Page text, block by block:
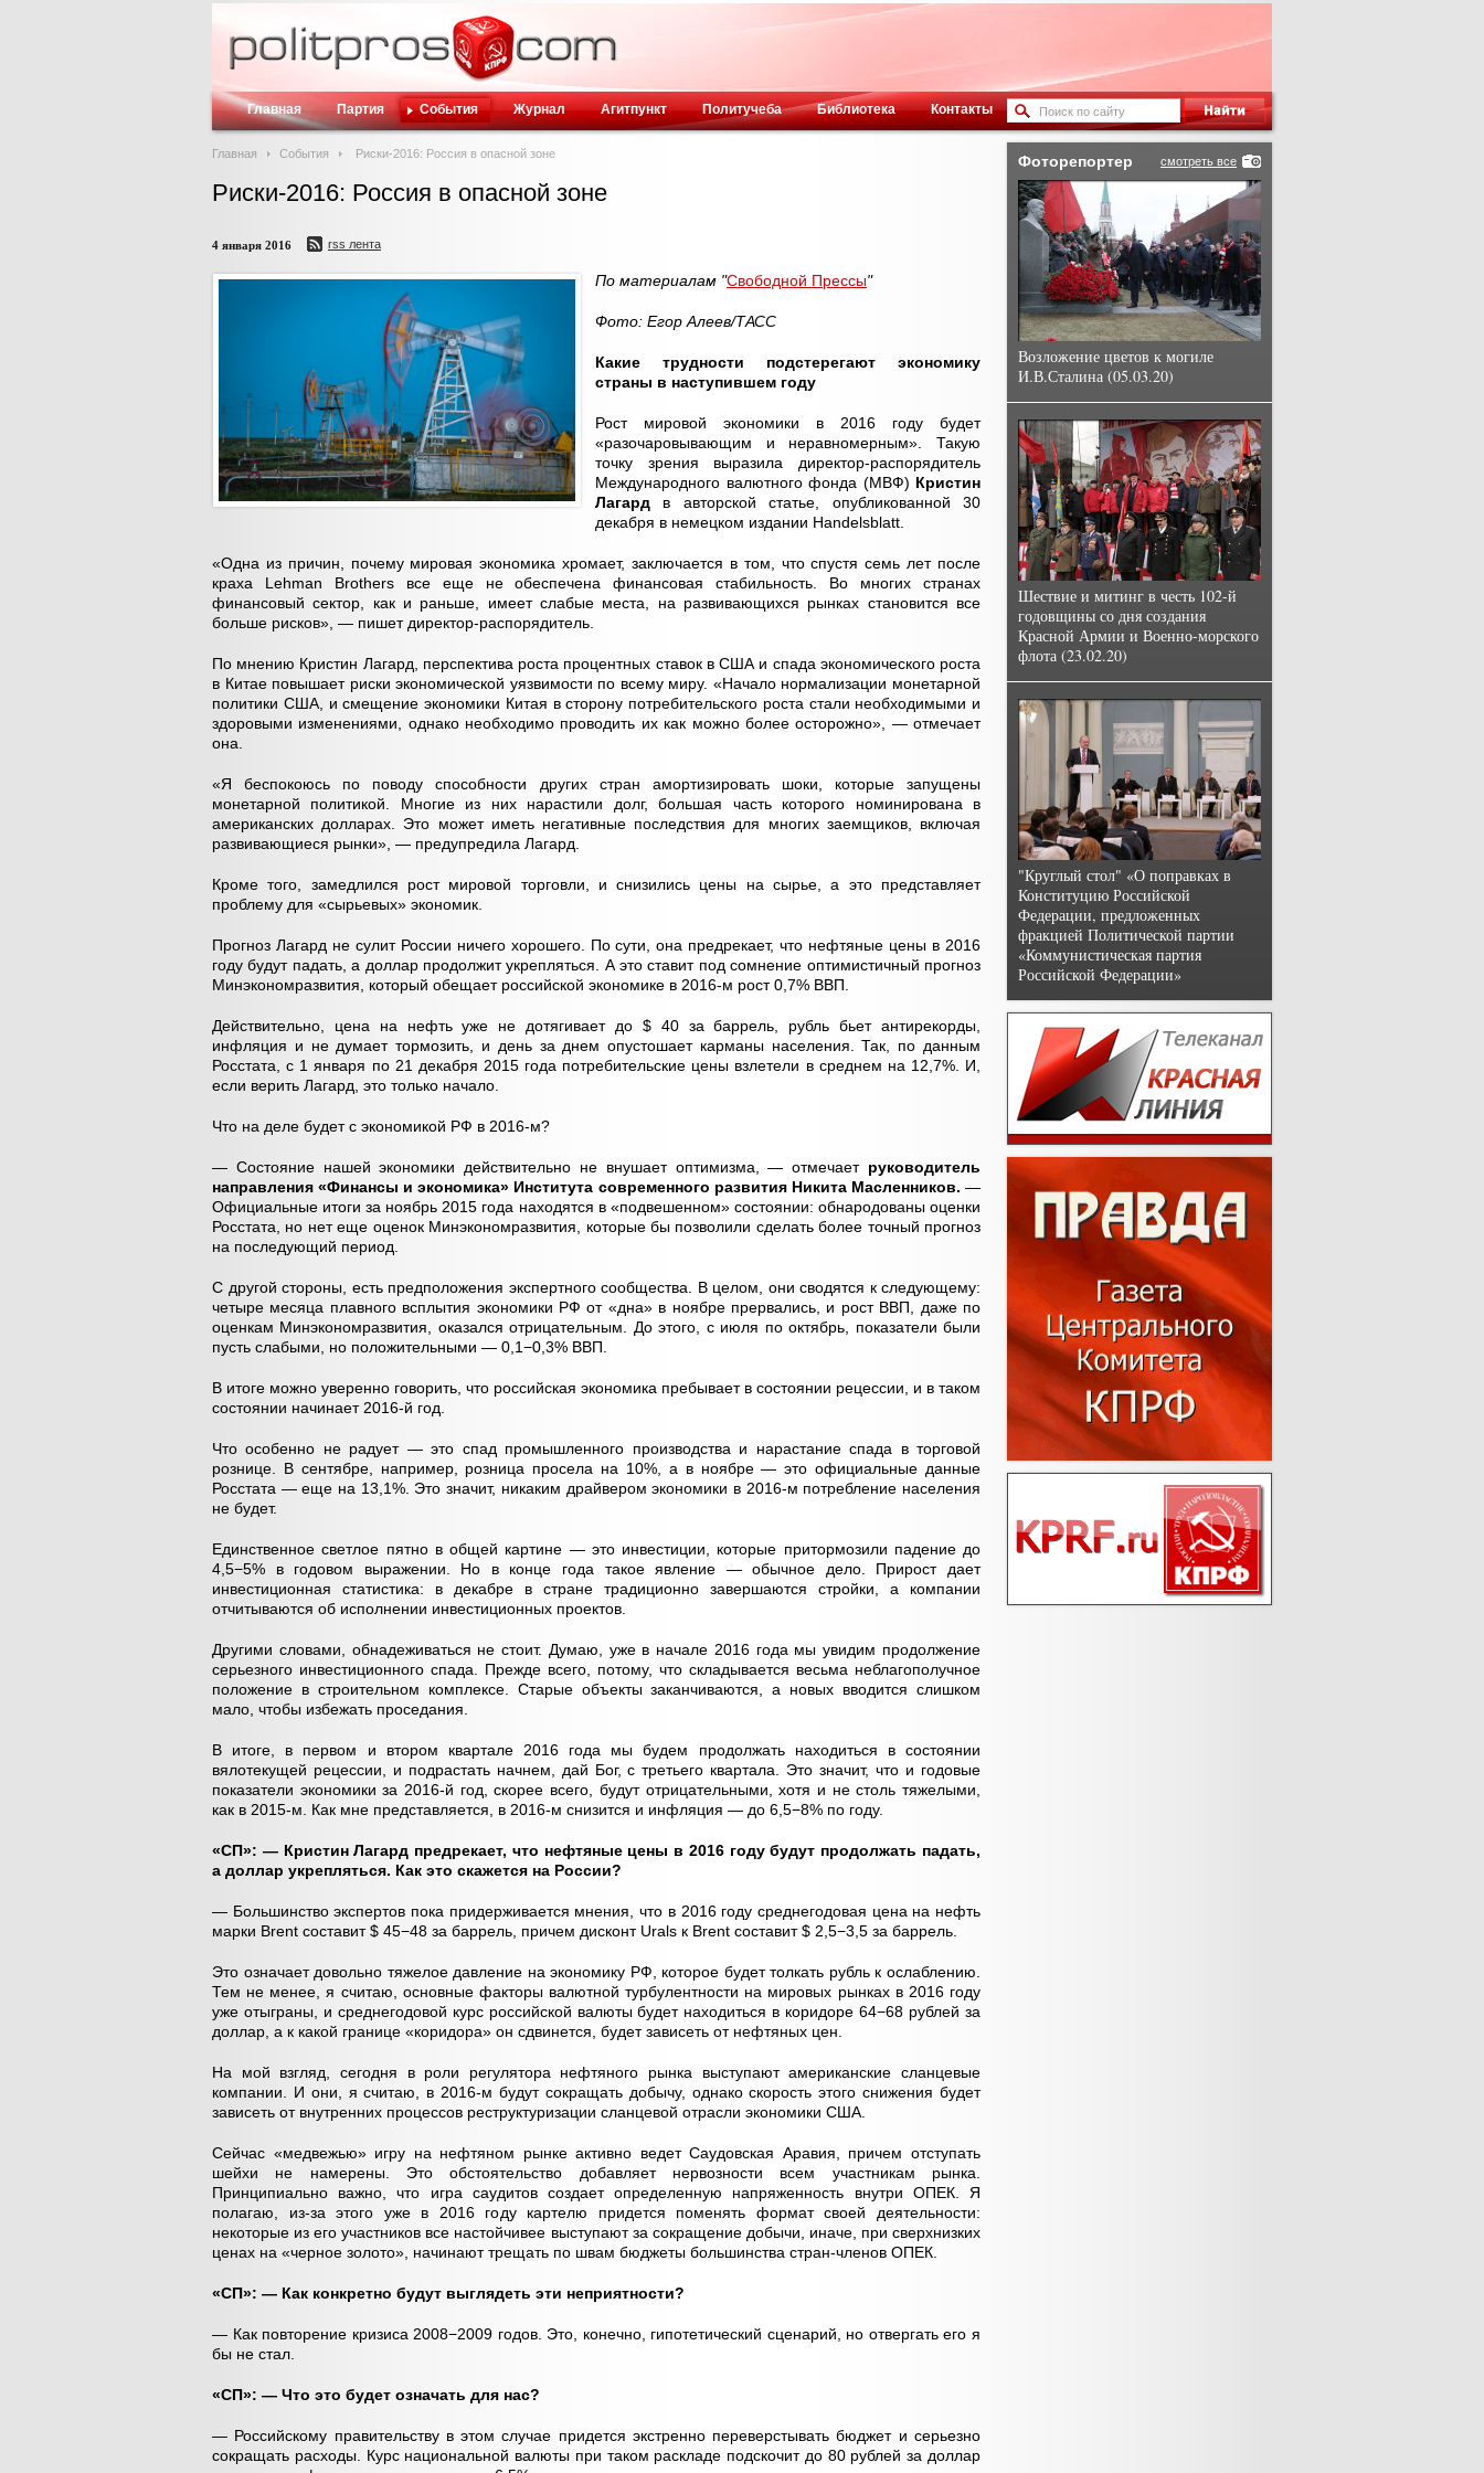
Главная Партия События Журнал Агитпункт Политучеба Библиотека Контакты
Главная События Риски-2016: Россия в опасной зоне
Риски-2016: Россия в опасной зоне
4 января 2016 rss лента
По материалам "Свободной Прессы"
Фото: Егор Алеев/ТАСС
Какие трудности подстерегают экономику
страны в наступившем году
Рост мировой экономики в 2016 году будет
«разочаровывающим и неравномерным». Такую
точку зрения выразила директор-распорядитель
Международного валютного фонда (МВФ) Кристин
Лагард в авторской статье, опубликованной 30
декабря в немецком издании Handelsblatt.
«Одна из причин, почему мировая экономика хромает, заключается в том, что спустя семь лет после
краха Lehman Brothers все еще не обеспечена финансовая стабильность. Во многих странах
финансовый сектор, как и раньше, имеет слабые места, на развивающихся рынках становится все
больше рисков», — пишет директор-распорядитель.
По мнению Кристин Лагард, перспектива роста процентных ставок в США и спада экономического роста
в Китае повышает риски экономической уязвимости по всему миру. «Начало нормализации монетарной
политики США, и смещение экономики Китая в сторону потребительского роста стали необходимыми и
здоровыми изменениями, однако необходимо проводить их как можно более осторожно», — отмечает
она.
«Я беспокоюсь по поводу способности других стран амортизировать шоки, которые запущены
монетарной политикой. Многие из них нарастили долг, большая часть которого номинирована в
американских долларах. Это может иметь негативные последствия для многих заемщиков, включая
развивающиеся рынки», — предупредила Лагард.
Кроме того, замедлился рост мировой торговли, и снизились цены на сырье, а это представляет
проблему для «сырьевых» экономик.
Прогноз Лагард не сулит России ничего хорошего. По сути, она предрекает, что нефтяные цены в 2016
году будут падать, а доллар продолжит укрепляться. А это ставит под сомнение оптимистичный прогноз
Минэкономразвития, который обещает российской экономике в 2016-м рост 0,7% ВВП.
Действительно, цена на нефть уже не дотягивает до $ 40 за баррель, рубль бьет антирекорды,
инфляция и не думает тормозить, и день за днем опустошает карманы населения. Так, по данным
Росстата, с 1 января по 21 декабря 2015 года потребительские цены взлетели в среднем на 12,7%. И,
если верить Лагард, это только начало.
Что на деле будет с экономикой РФ в 2016-м?
— Состояние нашей экономики действительно не внушает оптимизма, — отмечает руководитель
направления «Финансы и экономика» Института современного развития Никита Масленников. —
Официальные итоги за ноябрь 2015 года находятся в «подвешенном» состоянии: обнародованы оценки
Росстата, но нет еще оценок Минэкономразвития, которые бы позволили сделать более точный прогноз
на последующий период.
С другой стороны, есть предположения экспертного сообщества. В целом, они сводятся к следующему:
четыре месяца плавного всплытия экономики РФ от «дна» в ноябре прервались, и рост ВВП, даже по
оценкам Минэкономразвития, оказался отрицательным. До этого, с июля по октябрь, показатели были
пусть слабыми, но положительными — 0,1−0,3% ВВП.
В итоге можно уверенно говорить, что российская экономика пребывает в состоянии рецессии, и в таком
состоянии начинает 2016-й год.
Что особенно не радует — это спад промышленного производства и нарастание спада в торговой
рознице. В сентябре, например, розница просела на 10%, а в ноябре — это официальные данные
Росстата — еще на 13,1%. Это значит, никаким драйвером экономики в 2016-м потребление населения
не будет.
Единственное светлое пятно в общей картине — это инвестиции, которые притормозили падение до
4,5−5% в годовом выражении. Но в конце года такое явление — обычное дело. Прирост дает
инвестиционная статистика: в декабре в стране традиционно завершаются стройки, а компании
отчитываются об исполнении инвестиционных проектов.
Другими словами, обнадеживаться не стоит. Думаю, уже в начале 2016 года мы увидим продолжение
серьезного инвестиционного спада. Прежде всего, потому, что складывается весьма неблагополучное
положение в строительном комплексе. Старые объекты заканчиваются, а новых вводится слишком
мало, чтобы избежать проседания.
В итоге, в первом и втором квартале 2016 года мы будем продолжать находиться в состоянии
вялотекущей рецессии, и подрастать начнем, дай Бог, с третьего квартала. Это значит, что и годовые
показатели экономики за 2016-й год, скорее всего, будут отрицательными, хотя и не столь тяжелыми,
как в 2015-м. Как мне представляется, в 2016-м снизится и инфляция — до 6,5−8% по году.
«СП»: — Кристин Лагард предрекает, что нефтяные цены в 2016 году будут продолжать падать,
а доллар укрепляться. Как это скажется на России?
— Большинство экспертов пока придерживается мнения, что в 2016 году среднегодовая цена на нефть
марки Brent составит $ 45−48 за баррель, причем дисконт Urals к Brent составит $ 2,5−3,5 за баррель.
Это означает довольно тяжелое давление на экономику РФ, которое будет толкать рубль к ослаблению.
Тем не менее, я считаю, основные факторы валютной турбулентности на мировых рынках в 2016 году
уже отыграны, и среднегодовой курс российской валюты будет находиться в коридоре 64−68 рублей за
доллар, а к какой границе «коридора» он сдвинется, будет зависеть от нефтяных цен.
На мой взгляд, сегодня в роли регулятора нефтяного рынка выступают американские сланцевые
компании. И они, я считаю, в 2016-м будут сокращать добычу, однако скорость этого снижения будет
зависеть от внутренних процессов реструктуризации сланцевой отрасли экономики США.
Сейчас «медвежью» игру на нефтяном рынке активно ведет Саудовская Аравия, причем отступать
шейхи не намерены. Это обстоятельство добавляет нервозности всем участникам рынка.
Принципиально важно, что игра саудитов создает определенную напряженность внутри ОПЕК. Я
полагаю, из-за этого уже в 2016 году картелю придется поменять формат своей деятельности:
некоторые из его участников все настойчивее выступают за сокращение добычи, иначе, при сверхнизких
ценах на «черное золото», начинают трещать по швам бюджеты большинства стран-членов ОПЕК.
«СП»: — Как конкретно будут выглядеть эти неприятности?
— Как повторение кризиса 2008−2009 годов. Это, конечно, гипотетический сценарий, но отвергать его я
бы не стал.
«СП»: — Что это будет означать для нас?
— Российскому правительству в этом случае придется экстренно переверстывать бюджет и серьезно
сокращать расходы. Курс национальной валюты при таком раскладе подскочит до 80 рублей за доллар
смотреть все
Фоторепортер
Возложение цветов к могиле
И.В.Сталина (05.03.20)
Шествие и митинг в честь 102-й
годовщины со дня создания
Красной Армии и Военно-морского
флота (23.02.20)
"Круглый стол" «О поправках в
Конституцию Российской
Федерации, предложенных
фракцией Политической партии
«Коммунистическая партия
Российской Федерации»